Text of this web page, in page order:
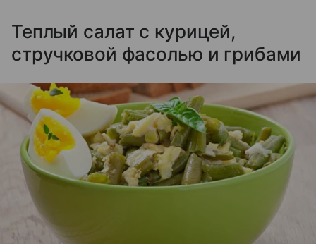
Теплый салат с курицей,
стручковой фасолью и грибами